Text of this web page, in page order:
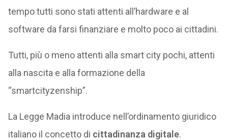
tempo tutti sono stati attenti all’hardware e al
software da farsi finanziare e molto poco ai cittadini.
Tutti, più o meno attenti alla smart city pochi, attenti
alla nascita e alla formazione della
“smartcityzenship”.
La Legge Madia introduce nell’ordinamento giuridico
italiano il concetto di cittadinanza digitale.